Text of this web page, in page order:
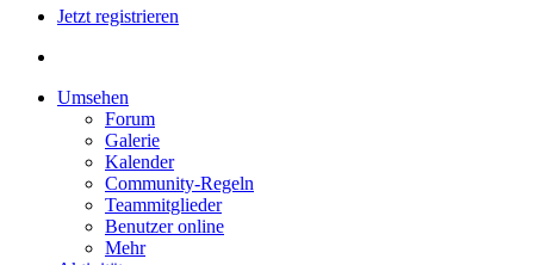
Jetzt registrieren
Umsehen
Forum
Galerie
Kalender
Community-Regeln
Teammitglieder
Benutzer online
Mehr